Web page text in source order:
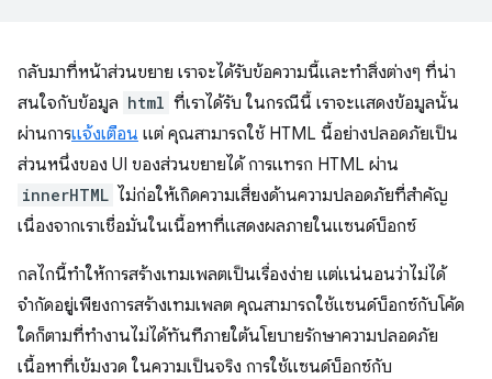
กลับมาที่หน้าส่วนขยาย เราจะได้รับข้อความนี้และทำสิ่งต่างๆ ที่น่า
สนใจกับข้อมูล html ที่เราได้รับ ในกรณีนี้ เราจะแสดงข้อมูลนั้น
ผ่านการแจ้งเตือน แต่ คุณสามารถใช้ HTML นี้อย่างปลอดภัยเป็น
ส่วนหนึ่งของ UI ของส่วนขยายได้ การแทรก HTML ผ่าน
innerHTML ไม่ก่อให้เกิดความเสี่ยงด้านความปลอดภัยที่สำคัญ
เนื่องจากเราเชื่อมั่นในเนื้อหาที่แสดงผลภายในแซนด์บ็อกซ์
กลไกนี้ทำให้การสร้างเทมเพลตเป็นเรื่องง่าย แต่แน่นอนว่าไม่ได้
จำกัดอยู่เพียงการสร้างเทมเพลต คุณสามารถใช้แซนด์บ็อกซ์กับโค้ด
ใดก็ตามที่ทำงานไม่ได้ทันทีภายใต้นโยบายรักษาความปลอดภัย
เนื้อหาที่เข้มงวด ในความเป็นจริง การใช้แซนด์บ็อกซ์กับ